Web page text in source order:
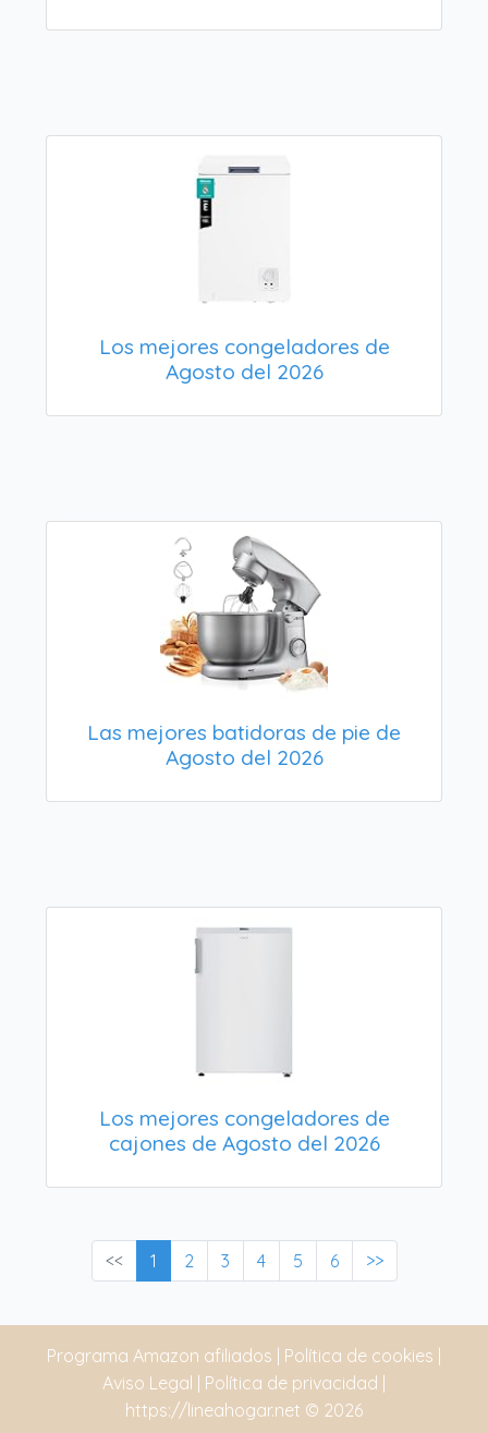
Los mejores congeladores de
Agosto del 2026
Las mejores batidoras de pie de
Agosto del 2026
Los mejores congeladores de
cajones de Agosto del 2026
<< 1 2 3 4 5 6 >>
Programa Amazon afiliados | Política de cookies |
Aviso Legal | Política de privacidad |
https://lineahogar.net © 2026